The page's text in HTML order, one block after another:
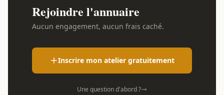
Rejoindre l'annuaire
Aucun engagement, aucun frais caché.
Inscrire mon atelier gratuitement
Une question d'abord ?